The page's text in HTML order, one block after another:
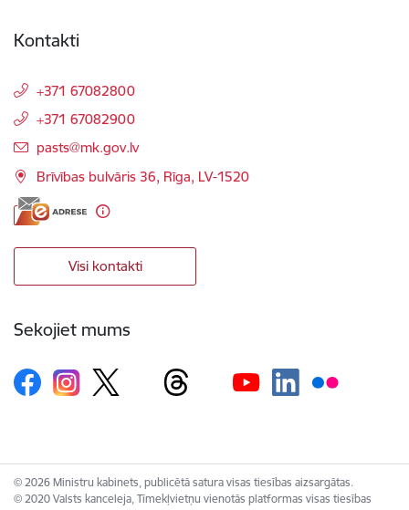
Kontakti
+371 67082800
+371 67082900
E-pasts:
pasts@mk.gov.lv
Brīvības bulvāris 36, Rīga, LV-1520
Visi kontakti
Sekojiet mums
© 2026 Ministru kabinets, publicētā satura visas tiesības aizsargātas.
© 2020 Valsts kanceleja, Tīmekļvietņu vienotās platformas visas tiesības